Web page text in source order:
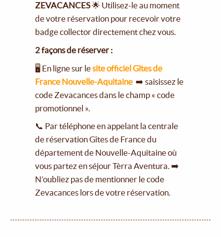
ZEVACANCES🌟 Utilisez-le au moment
de votre réservation pour recevoir votre
badge collector directement chez vous.
2 façons de réserver :
🖥️ En ligne sur lesite officiel Gîtes de
France Nouvelle-Aquitaine ➡️ saisissez le
code Zevacances dans le champ « code
promotionnel ».
📞 Par téléphone en appelant la centrale
de réservation Gîtes de France du
département de Nouvelle-Aquitaine où
vous partez en séjour Tèrra Aventura. ➡️
N’oubliez pas de mentionner le code
Zevacances lors de votre réservation.